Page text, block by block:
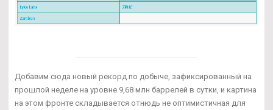
Добавим сюда новый рекорд по добыче, зафиксированный на
прошлой неделе на уровне 9,68 млн баррелей в сутки, и картина
на этом фронте складывается отнюдь не оптимистичная для